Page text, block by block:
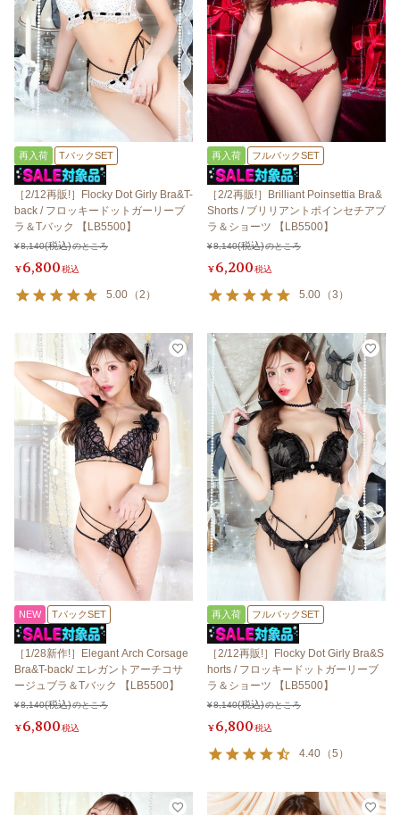
再入荷 TバックSET
［2/12再販!］Flocky Dot Girly Bra&T-
back / フロッキードットガーリーブ
ラ＆Tバック 【LB5500】
¥8,140 のところ
¥6,800税込
5.00 （2 ）
再入荷 フルバックSET
［2/2再販!］Brilliant Poinsettia Bra&
Shorts / ブリリアントポインセチアブ
ラ＆ショーツ 【LB5500】
¥8,140 のところ
¥6,200税込
5.00 （3 ）
NEW TバックSET
［1/28新作!］Elegant Arch Corsage
Bra&T-back/ エレガントアーチコサ
ージュブラ＆Tバック 【LB5500】
¥8,140 のところ
¥6,800税込
再入荷 フルバックSET
［2/12再販!］Flocky Dot Girly Bra&S
horts / フロッキードットガーリーブ
ラ＆ショーツ 【LB5500】
¥8,140 のところ
¥6,800税込
4.40 （5 ）